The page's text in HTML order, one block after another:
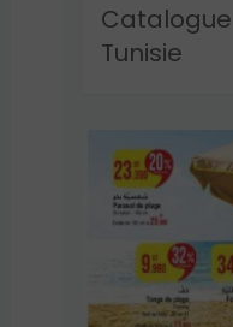
Tunisie